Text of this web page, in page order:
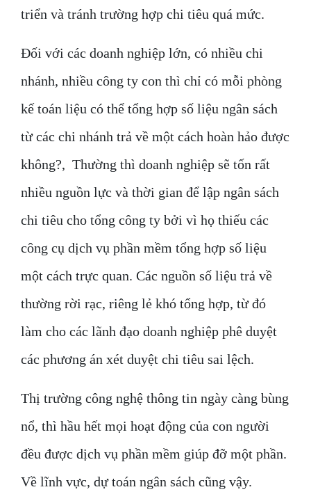
triển và tránh trường hợp chi tiêu quá mức.
Đối với các doanh nghiệp lớn, có nhiều chi
nhánh, nhiều công ty con thì chỉ có mỗi phòng
kế toán liệu có thể tổng hợp số liệu ngân sách
từ các chi nhánh trả về một cách hoàn hảo được
không?, Thường thì doanh nghiệp sẽ tốn rất
nhiều nguồn lực và thời gian để lập ngân sách
chi tiêu cho tổng công ty bởi vì họ thiếu các
công cụ dịch vụ phần mềm tổng hợp số liệu
một cách trực quan. Các nguồn số liệu trả về
thường rời rạc, riêng lẻ khó tổng hợp, từ đó
làm cho các lãnh đạo doanh nghiệp phê duyệt
các phương án xét duyệt chi tiêu sai lệch.
Thị trường công nghệ thông tin ngày càng bùng
nổ, thì hầu hết mọi hoạt động của con người
đều được dịch vụ phần mềm giúp đỡ một phần.
Về lĩnh vực, dự toán ngân sách cũng vậy.